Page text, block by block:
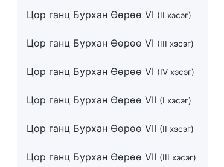
Цор ганц Бурхан Өөрөө VI (II хэсэг)
Цор ганц Бурхан Өөрөө VI (III хэсэг)
Цор ганц Бурхан Өөрөө VI (IV хэсэг)
Цор ганц Бурхан Өөрөө VII (I хэсэг)
Цор ганц Бурхан Өөрөө VII (II хэсэг)
Цор ганц Бурхан Өөрөө VII (III хэсэг)